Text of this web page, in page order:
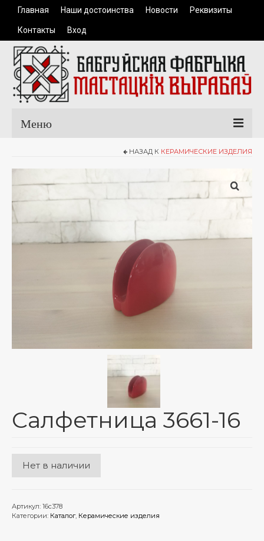
Главная Наши достоинства Новости Реквизиты
Контакты Вход
Меню
Одежда
Керамические изделия
Сувенирная продукция
Тарифы на пересылку почтовых отправлений
Маршруты – зональное деление
График доставки по Беларуси СООО “M&M
Милитцер & Мюнх”
НАЗАД К КЕРАМИЧЕСКИЕ ИЗДЕЛИЯ
Салфетница 3661-16
Нет в наличии
Артикул: 16с378
Категории: Каталог, Керамические изделия